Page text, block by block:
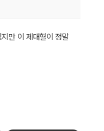
만 이 제대혈이 정말